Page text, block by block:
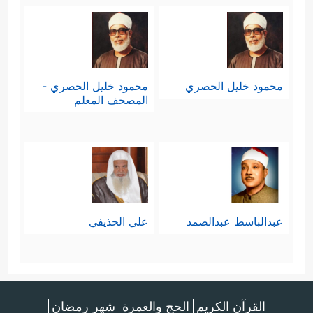
محمود خليل الحصري
محمود خليل الحصري -
المصحف المعلم
عبدالباسط عبدالصمد علي الحذيفي
القرآن الكريم الحج والعمرة شهر رمضان